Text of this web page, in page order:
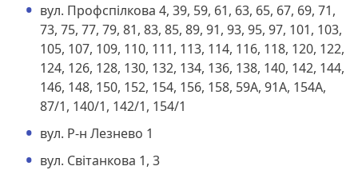
вул. Профспілкова 4, 39, 59, 61, 63, 65, 67, 69, 71,
73, 75, 77, 79, 81, 83, 85, 89, 91, 93, 95, 97, 101, 103,
105, 107, 109, 110, 111, 113, 114, 116, 118, 120, 122,
124, 126, 128, 130, 132, 134, 136, 138, 140, 142, 144,
146, 148, 150, 152, 154, 156, 158, 59А, 91А, 154А,
87/1, 140/1, 142/1, 154/1
вул. Р-н Лезнево 1
вул. Світанкова 1, 3